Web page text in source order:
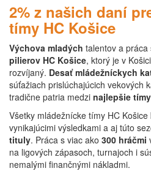
2% z našich daní
tímy HC Košice
Výchova mladých talentov a
pilierov HC Košice, ktorý je v
rozvíjaný. Desať mládežníckych
súťažiach prislúchajúcich vekových
tradične patria medzi najlepšie
Všetky mládežnícke tímy HC
vynikajúcimi výsledkami a aj túto
tituly. Práca s viac ako 300 hráčmi
na ligových zápasoch, turnajoch i
nemalými finančnými nákladmi.